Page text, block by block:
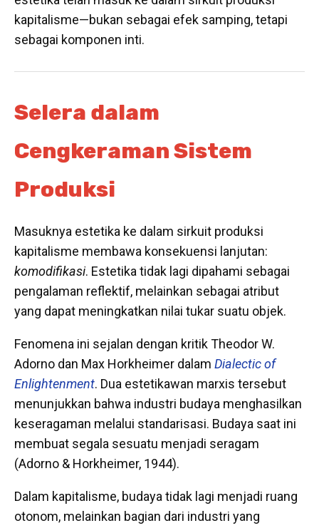
kapitalisme—bukan sebagai efek samping, tetapi
sebagai komponen inti.
Selera dalam
Cengkeraman Sistem
Produksi
Masuknya estetika ke dalam sirkuit produksi
kapitalisme membawa konsekuensi lanjutan:
komodifikasi. Estetika tidak lagi dipahami sebagai
pengalaman reflektif, melainkan sebagai atribut
yang dapat meningkatkan nilai tukar suatu objek.
Fenomena ini sejalan dengan kritik Theodor W.
Adorno dan Max Horkheimer dalam Dialectic of
Enlightenment. Dua estetikawan marxis tersebut
menunjukkan bahwa industri budaya menghasilkan
keseragaman melalui standarisasi. Budaya saat ini
membuat segala sesuatu menjadi seragam
(Adorno & Horkheimer, 1944).
Dalam kapitalisme, budaya tidak lagi menjadi ruang
otonom, melainkan bagian dari industri yang